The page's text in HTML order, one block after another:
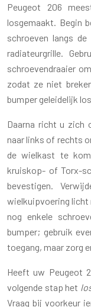
Peugeot 206
losgemaakt. Begin
schroeven langs
radiateurgrille.
schroevendraaier
zodat ze niet
bumper geleidelijk
Daarna richt u zich
naar links of rechts
de wielkast te
kruiskop- of Torx-
bevestigen.
wielkuipvoering licht
nog enkele
bumper; gebruik
toegang, maar zorg
Heeft uw Peugeot
volgende stap het
Vraag bij voorkeur